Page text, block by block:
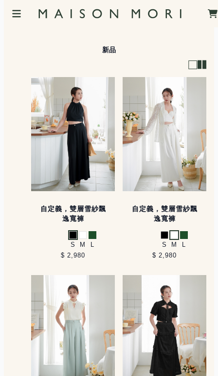
新品
自定義，雙層雪紗飄
逸寬褲
黑 白 綠
S M
L
$ 2,980
自定義，雙層雪紗飄
逸寬褲
黑 白 綠
S M
L
$ 2,980